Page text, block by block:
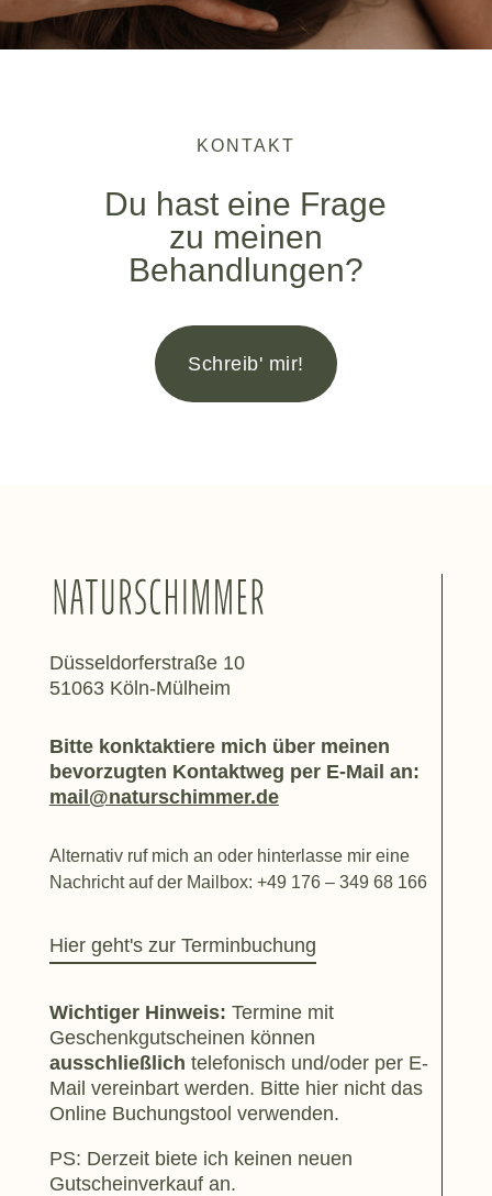
KONTAKT
Du hast eine Frage
zu meinen
Behandlungen?
Schreib' mir!
Düsseldorferstraße 10
51063 Köln-Mülheim
Bitte konktaktiere mich über meinen
bevorzugten Kontaktweg per E-Mail an:
mail@naturschimmer.de
Alternativ ruf mich an oder hinterlasse mir eine
Nachricht auf der Mailbox: +49 176 – 349 68 166
Hier geht's zur Terminbuchung
Wichtiger Hinweis: Termine mit
Geschenkgutscheinen können
ausschließlich telefonisch und/oder per E-
Mail vereinbart werden. Bitte hier nicht das
Online Buchungstool verwenden.
PS: Derzeit biete ich keinen neuen
Gutscheinverkauf an.